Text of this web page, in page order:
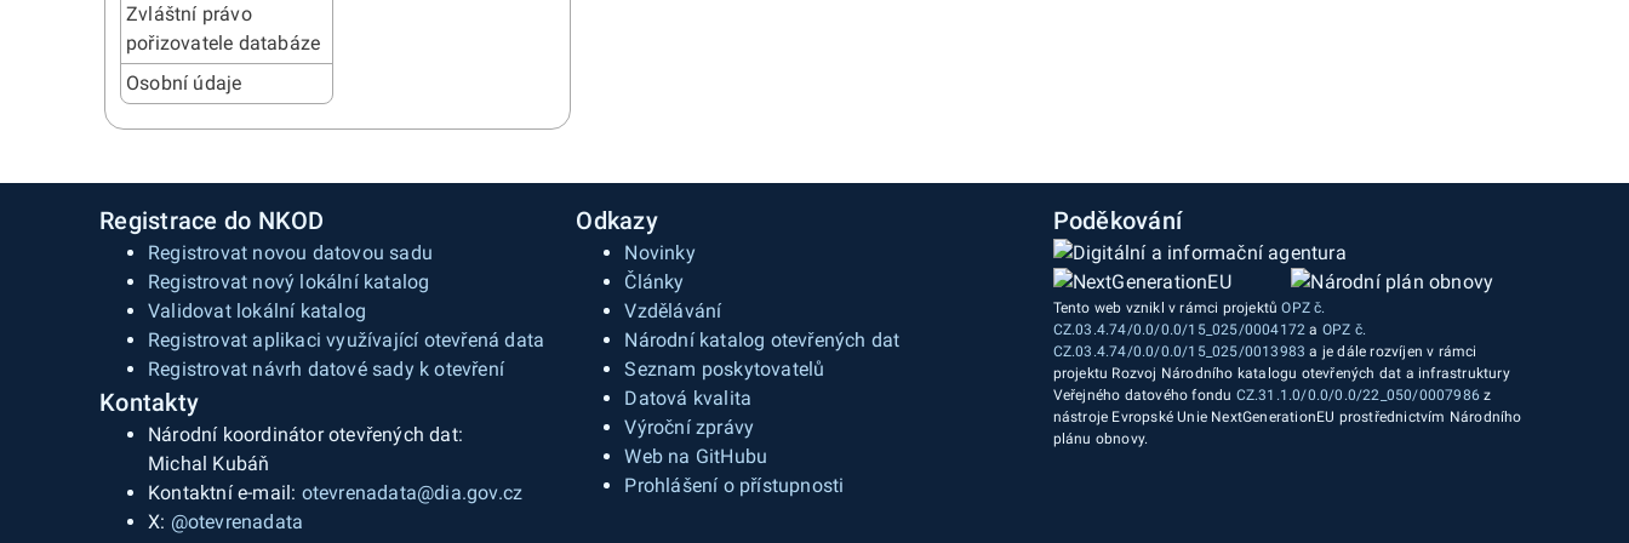
Zvláštní právo
pořizovatele databáze
Osobní údaje
Registrace do NKOD
Registrovat novou datovou sadu
Registrovat nový lokální katalog
Validovat lokální katalog
Registrovat aplikaci využívající otevřená data
Registrovat návrh datové sady k otevření
Kontakty
Národní koordinátor otevřených dat:
Michal Kubáň
Kontaktní e-mail: otevrenadata@dia.gov.cz
X: @otevrenadata
Odkazy
Novinky
Články
Vzdělávání
Národní katalog otevřených dat
Seznam poskytovatelů
Datová kvalita
Výroční zprávy
Web na GitHubu
Prohlášení o přístupnosti
Poděkování
Tento web vznikl v rámci projektůOPZ č.
CZ.03.4.74/0.0/0.0/15_025/0004172 a OPZ č.
CZ.03.4.74/0.0/0.0/15_025/0013983 a je dále rozvíjen v rámci
projektu Rozvoj Národního katalogu otevřených dat a infrastruktury
Veřejného datového fondu CZ.31.1.0/0.0/0.0/22_050/0007986 z
nástroje Evropské Unie NextGenerationEU prostřednictvím Národního
plánu obnovy.